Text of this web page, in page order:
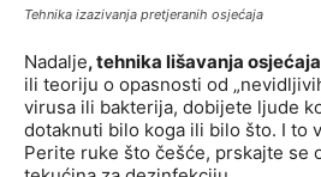
Tehnika izazivanja pretjeranih osjećaja
Nadalje, tehnika lišavanja
ili teoriju o opasnosti od
virusa ili bakterija, dobijete ljude
dotaknuti bilo koga ili bilo što. I to
Perite ruke što češće, prskajte se